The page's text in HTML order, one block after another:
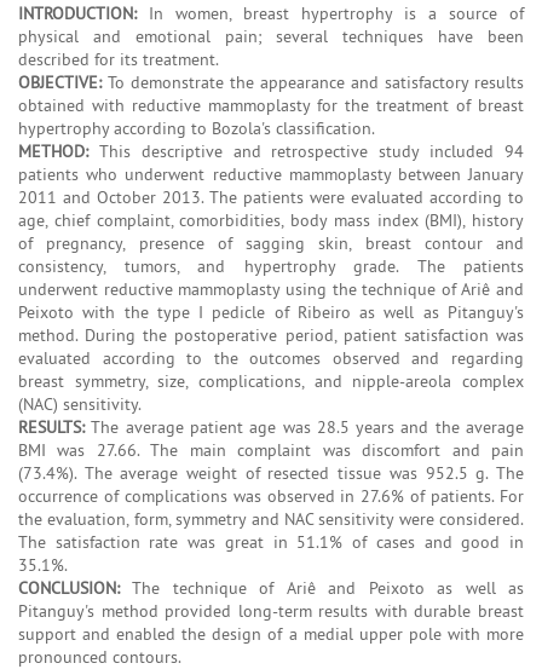
INTRODUCTION:In women, breast hypertrophy is a source of
physical and emotional pain; several techniques have been
described for its treatment.
OBJECTIVE:To demonstrate the appearance and satisfactory results
obtained with reductive mammoplasty for the treatment of breast
hypertrophy according to Bozola's classification.
METHOD:This descriptive and retrospective study included 94
patients who underwent reductive mammoplasty between January
2011 and October 2013. The patients were evaluated according to
age, chief complaint, comorbidities, body mass index (BMI), history
of pregnancy, presence of sagging skin, breast contour and
consistency, tumors, and hypertrophy grade. The patients
underwent reductive mammoplasty using the technique of Ariê and
Peixoto with the type I pedicle of Ribeiro as well as Pitanguy's
method. During the postoperative period, patient satisfaction was
evaluated according to the outcomes observed and regarding
breast symmetry, size, complications, and nipple-areola complex
(NAC) sensitivity.
RESULTS:The average patient age was 28.5 years and the average
BMI was 27.66. The main complaint was discomfort and pain
(73.4%). The average weight of resected tissue was 952.5 g. The
occurrence of complications was observed in 27.6% of patients. For
the evaluation, form, symmetry and NAC sensitivity were considered.
The satisfaction rate was great in 51.1% of cases and good in
35.1%.
CONCLUSION:The technique of Ariê and Peixoto as well as
Pitanguy's method provided long-term results with durable breast
support and enabled the design of a medial upper pole with more
pronounced contours.